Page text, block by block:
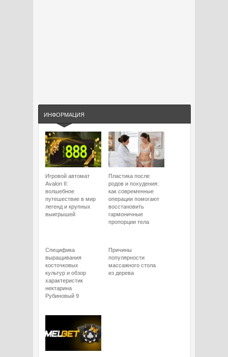
ИНФОРМАЦИЯ
Игровой автомат
Avalon II:
волшебное
путешествие в мир
легенд и крупных
выигрышей
Пластика после
родов и похудения:
как современные
операции помогают
восстановить
гармоничные
пропорции тела
Специфика
выращивания
косточковых
культур и обзор
характеристик
нектарина
Рубиновый 9
Причины
популярности
массажного стола
из дерева